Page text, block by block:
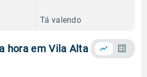
Tá valendo
hora em Vila Alta